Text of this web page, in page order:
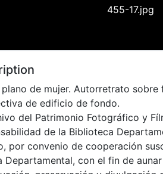
455-17.jpg
plano de mujer. Autorretrato
de edificio de fondo.
del Patrimonio Fotográfico y
de la Biblioteca
por convenio de cooperación
Departamental, con el fin de